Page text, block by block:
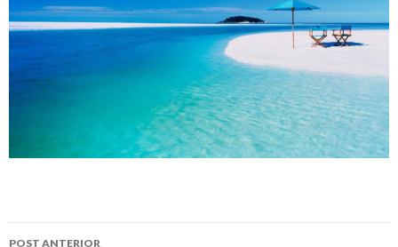
POST ANTERIOR